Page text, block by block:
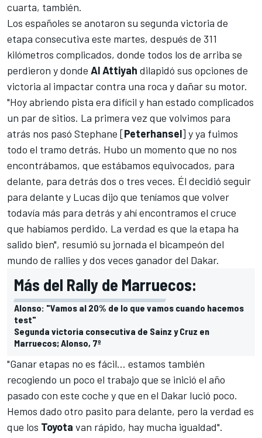
cuarta, también.
Los españoles se anotaron su segunda victoria de
etapa consecutiva este martes, después de 311
kilómetros complicados, donde todos los de arriba se
perdieron y donde Al Attiyah dilapidó sus opciones de
victoria al impactar contra una roca y dañar su motor.
"Hoy abriendo pista era difícil y han estado complicados
un par de sitios. La primera vez que volvimos para
atrás nos pasó Stephane [Peterhansel] y ya fuimos
todo el tramo detrás. Hubo un momento que no nos
encontrábamos, que estábamos equivocados, para
delante, para detrás dos o tres veces. Él decidió seguir
para delante y Lucas dijo que teníamos que volver
todavía más para detrás y ahí encontramos el cruce
que habíamos perdido. La verdad es que la etapa ha
salido bien", resumió su jornada el bicampeón del
mundo de rallies y dos veces ganador del Dakar.
Más del Rally de Marruecos:
Alonso: "Vamos al 20% de lo que vamos cuando hacemos
test"
Segunda victoria consecutiva de Sainz y Cruz en
Marruecos; Alonso, 7º
"Ganar etapas no es fácil... estamos también
recogiendo un poco el trabajo que se inició el año
pasado con este coche y que en el Dakar lució poco.
Hemos dado otro pasito para delante, pero la verdad es
que los Toyota van rápido, hay mucha igualdad".